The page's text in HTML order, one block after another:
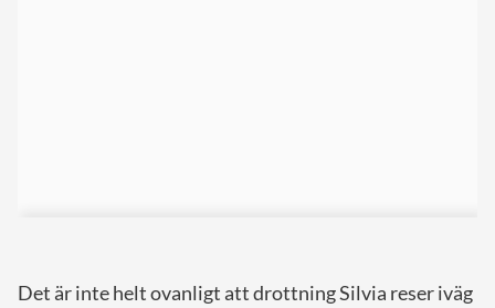
Det är inte helt ovanligt att drottning Silvia reser iväg